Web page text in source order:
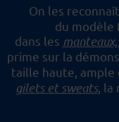
On les
du modèle
dans les
prime sur la
taille haute, ample
gilets et sweats, la